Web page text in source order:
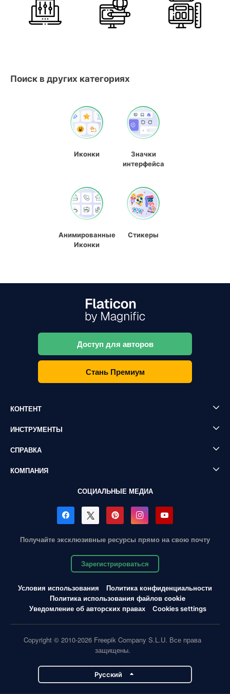
Поиск в других категориях
Иконки
Значки
интерфейса
Анимированные
Иконки
Стикеры
Доступ для авторов
Стань Премиум
КОНТЕНТ
ИНСТРУМЕНТЫ
СПРАВКА
КОМПАНИЯ
СОЦИАЛЬНЫЕ МЕДИА
Получайте эксклюзивные ресурсы прямо на свою почту
Зарегистрироваться
Условия использования
Политика конфиденциальности
Политика использования файлов cookie
Уведомление об авторских правах
Cookies settings
Copyright © 2010-2026 Freepik Company S.L.U. Все права
защищены.
Pусский